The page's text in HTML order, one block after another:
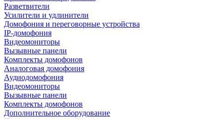
Разветвители
Усилители и удлинители
Домофония и переговорные устройства
IP-домофония
Видеомониторы
Вызывные панели
Комплекты домофонов
Аналоговая домофония
Аудиодомофония
Видеомониторы
Вызывные панели
Комплекты домофонов
Дополнительное оборудование